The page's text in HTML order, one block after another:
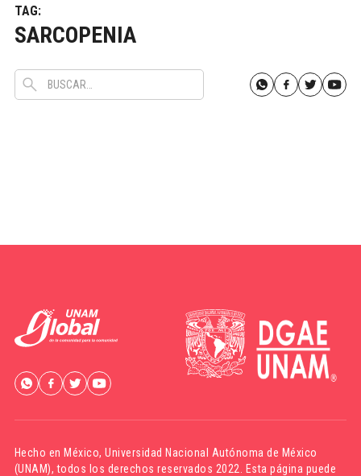
TAG:
SARCOPENIA
Hecho en México,Universidad Nacional Autónoma de México
(UNAM), todos los derechos reservados 2022. Esta página puede